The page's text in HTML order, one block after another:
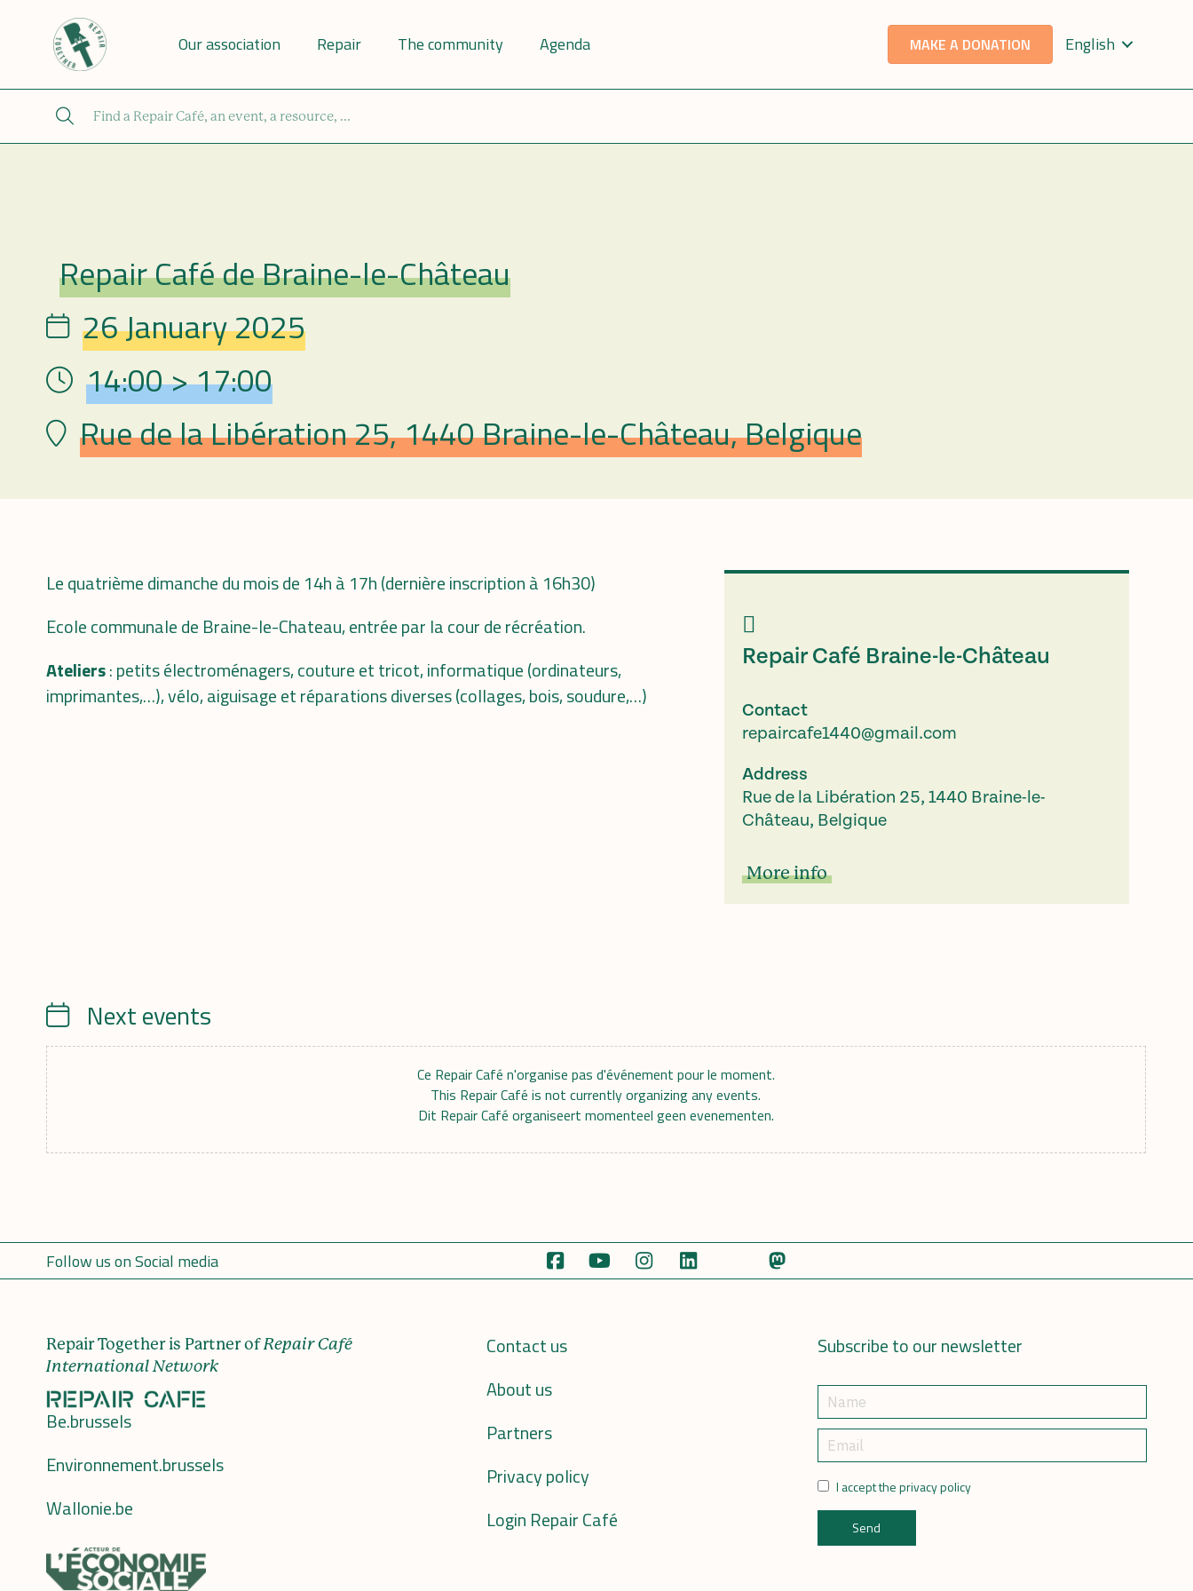
Our association Repair The community Agenda MAKE A DONATION English
Repair Café
Repair Café de Braine-le-Château
Date 26 January 2025
Hour 14:00 > 17:00
Lieu Rue de la Libération 25, 1440 Braine-le-Château, Belgique
Le quatrième dimanche du mois de 14h à 17h (dernière inscription à 16h30)
Ecole communale de Braine-le-Chateau, entrée par la cour de récréation.
Ateliers: petits électroménagers, couture et tricot, informatique (ordinateurs,
imprimantes,…), vélo, aiguisage et réparations diverses (collages, bois, soudure,…)
Repair Café Braine-le-Château
Contact
repaircafe1440@gmail.com
Address
Rue de la Libération 25, 1440 Braine-le-
Château, Belgique
More info
CalendrierNext events
Ce Repair Café n'organise pas d'événement pour le moment.
This Repair Café is not currently organizing any events.
Dit Repair Café organiseert momenteel geen evenementen.
Follow us on Social media
Repair Together is Partner ofRepair Café
International Network
Be.brussels
Environnement.brussels
Wallonie.be
Contact us
About us
Partners
Privacy policy
Login Repair Café
Subscribe to our newsletter
I accept the privacy policy
Send